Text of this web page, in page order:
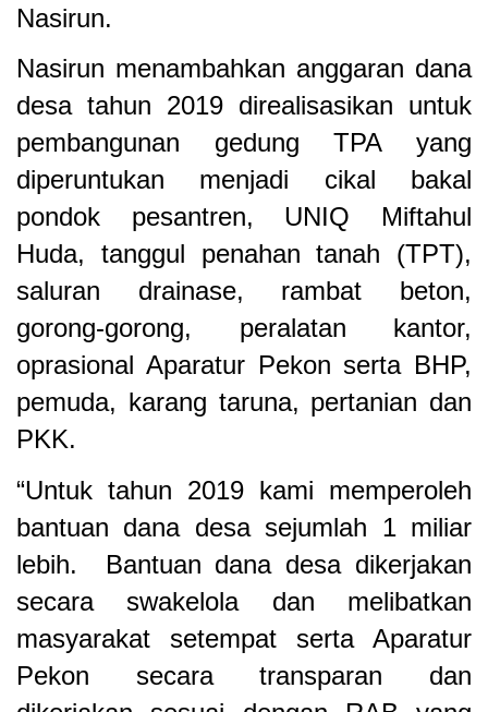
Nasirun.
Nasirun menambahkan anggaran dana
desa tahun 2019 direalisasikan untuk
pembangunan gedung TPA yang
diperuntukan menjadi cikal bakal
pondok pesantren, UNIQ Miftahul
Huda, tanggul penahan tanah (TPT),
saluran drainase, rambat beton,
gorong-gorong, peralatan kantor,
oprasional Aparatur Pekon serta BHP,
pemuda, karang taruna, pertanian dan
PKK.
“Untuk tahun 2019 kami memperoleh
bantuan dana desa sejumlah 1 miliar
lebih. Bantuan dana desa dikerjakan
secara swakelola dan melibatkan
masyarakat setempat serta Aparatur
Pekon secara transparan dan